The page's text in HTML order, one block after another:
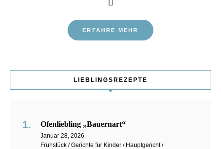
ERFAHRE MEHR
LIEBLINGSREZEPTE
Ofenliebling „Bauernart“
Januar 28, 2026
Frühstück / Gerichte für Kinder / Hauptgericht /